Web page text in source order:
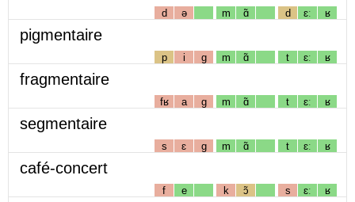
d ə m ɑ̃ d ɛː ʁ
pigmentaire
p i g m ɑ̃ t ɛː ʁ
fragmentaire
fʁ a g m ɑ̃ t ɛː ʁ
segmentaire
s ɛ g m ɑ̃ t ɛː ʁ
café-concert
f e k ɔ̃ s ɛː ʁ